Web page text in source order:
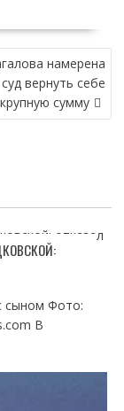
намерена
вернуть себе
крупную сумму
сыном Фото:
В